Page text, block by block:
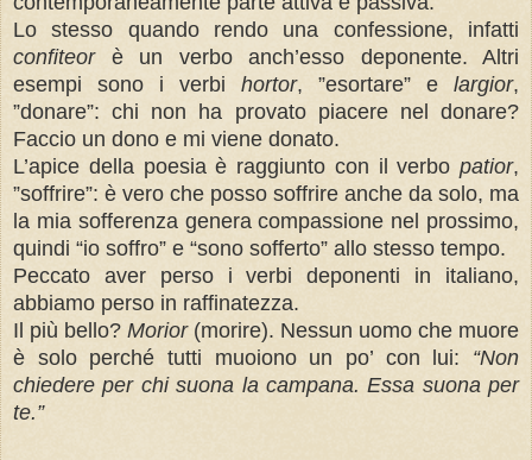
Lo stesso quando rendo una confessione, infatti
confiteorè un verbo anch’esso deponente. Altri
esempi sono i verbi hortor, ”esortare” e largior,
”donare”: chi non ha provato piacere nel donare?
Faccio un dono e mi viene donato.
L’apice della poesia è raggiunto con il verbo patior,
”soffrire”: è vero che posso soffrire anche da solo, ma
la mia sofferenza genera compassione nel prossimo,
quindi “io soffro” e “sono sofferto” allo stesso tempo.
Peccato aver perso i verbi deponenti in italiano,
abbiamo perso in raffinatezza.
Il più bello? Morior(morire). Nessun uomo che muore
è solo perché tutti muoiono un po’ con lui: “Non
chiedere per chi suona la campana. Essa suona per
te.”